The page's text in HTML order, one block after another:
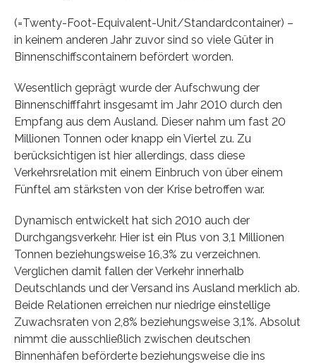
(=Twenty-Foot-Equivalent-Unit/Standardcontainer) –
in keinem anderen Jahr zuvor sind so viele Güter in
Binnenschiffscontainern befördert worden.
Wesentlich geprägt wurde der Aufschwung der
Binnenschifffahrt insgesamt im Jahr 2010 durch den
Empfang aus dem Ausland. Dieser nahm um fast 20
Millionen Tonnen oder knapp ein Viertel zu. Zu
berücksichtigen ist hier allerdings, dass diese
Verkehrsrelation mit einem Einbruch von über einem
Fünftel am stärksten von der Krise betroffen war.
Dynamisch entwickelt hat sich 2010 auch der
Durchgangsverkehr. Hier ist ein Plus von 3,1 Millionen
Tonnen beziehungsweise 16,3% zu verzeichnen.
Verglichen damit fallen der Verkehr innerhalb
Deutschlands und der Versand ins Ausland merklich ab.
Beide Relationen erreichen nur niedrige einstellige
Zuwachsraten von 2,8% beziehungsweise 3,1%. Absolut
nimmt die ausschließlich zwischen deutschen
Binnenhäfen beförderte beziehungsweise die ins